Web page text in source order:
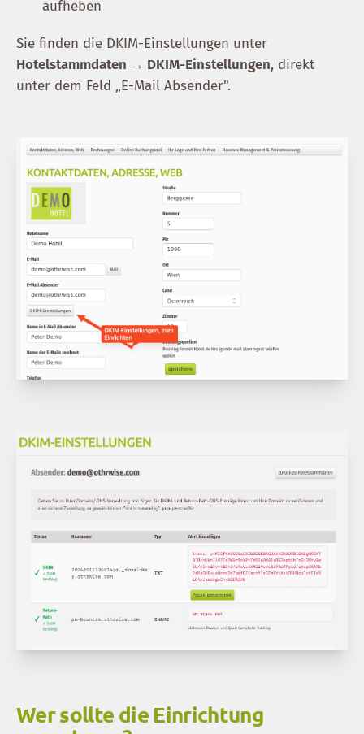
aufheben
Sie finden die DKIM-Einstellungen unter
Hotelstammdaten → DKIM-Einstellungen, direkt
unter dem Feld „E-Mail Absender".
Wer sollte die Einrichtung